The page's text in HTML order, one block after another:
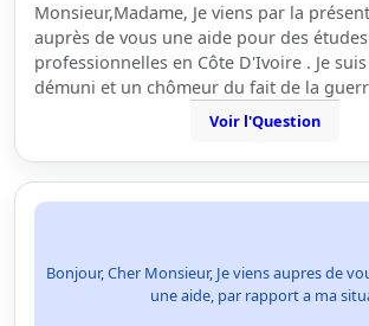
Monsieur,Madame, Je viens par la
auprès de vous une aide pour des études
professionnelles en Côte D'Ivoire . Je
démuni et un chômeur du fait de la
Voir l'Question
Bonjour, Cher Monsieur, Je viens aupres de
une aide, par rapport a ma